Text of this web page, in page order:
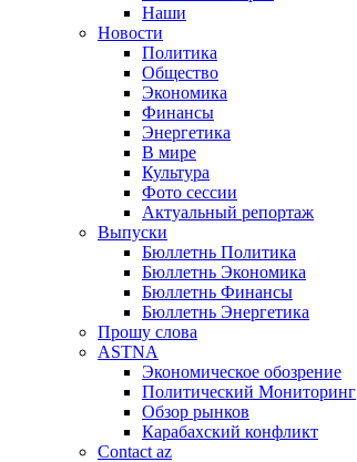
Наши
Новости
Политика
Общество
Экономика
Финансы
Энергетика
В мире
Культура
Фото сессии
Актуальный репортаж
Выпуски
Бюллетнь Политика
Бюллетнь Экономика
Бюллетнь Финансы
Бюллетнь Энергетика
Прошу слова
ASTNA
Экономическое обозрение
Политический Мониторинг
Обзор рынков
Карабахский конфликт
Contact az